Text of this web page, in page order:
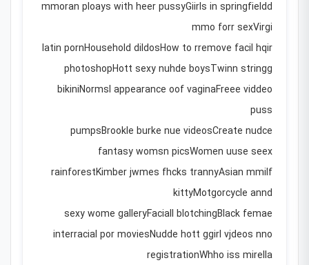
mmoran ploays with heer pussyGiirls in springfieldd
mmo forr sexVirgi
latin pornHousehold dildosHow to rremove facil hqir
photoshopHott sexy nuhde boysTwinn stringg
bikiniNormsl appearance oof vaginaFreee viddeo
puss
pumpsBrookle burke nue videosCreate nudce
fantasy womsn picsWomen uuse seex
rainforestKimber jwmes fhcks trannyAsian mmilf
kittyMotgorcycle annd
sexy wome galleryFaciall blotchingBlack femae
interracial por moviesNudde hott ggirl vjdeos nno
registrationWhho iss mirella